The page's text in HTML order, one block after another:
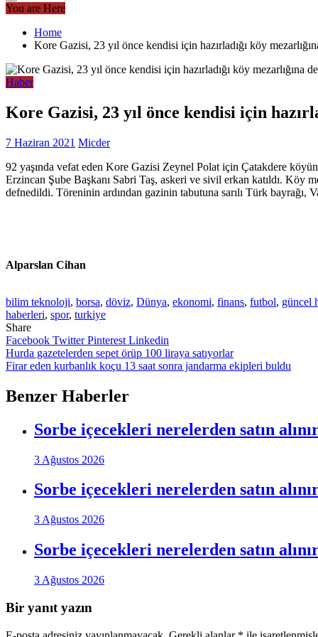
You are Here
Home
Kore Gazisi, 23 yıl önce kendisi için hazırladığı köy
Haber
Kore Gazisi, 23 yıl önce kendisi için
7 Haziran 2021 Micder
92 yaşında vefat eden Kore Gazisi Zeynel Polat için Çatakdere
Erzincan Şube Başkanı Sabri Taş, askeri ve sivil erkan katıldı. Köy
defnedildi. Töreninin ardından gazinin tabutuna sarılı Türk bayrağı,
Alparslan Cihan
bilim teknoloji, borsa, döviz, Dünya, ekonomi, finans, futbol, güncel
haberleri, spor, turkiye
Share
Facebook TwitterPinterest Linkedin
Yazı
gezinmesi
Hurda gazetelerden sepet örüp 100 liraya satıyorlar
Firar eden kurbanlık koçu 13 saat sonra jandarma ekipleri buldu
Benzer Haberler
Sorbe içecekleri nerelerden satın
3 Ağustos 2026
Sorbe içecekleri nerelerden satın
3 Ağustos 2026
Sorbe içecekleri nerelerden satın
3 Ağustos 2026
Bir yanıt yazın